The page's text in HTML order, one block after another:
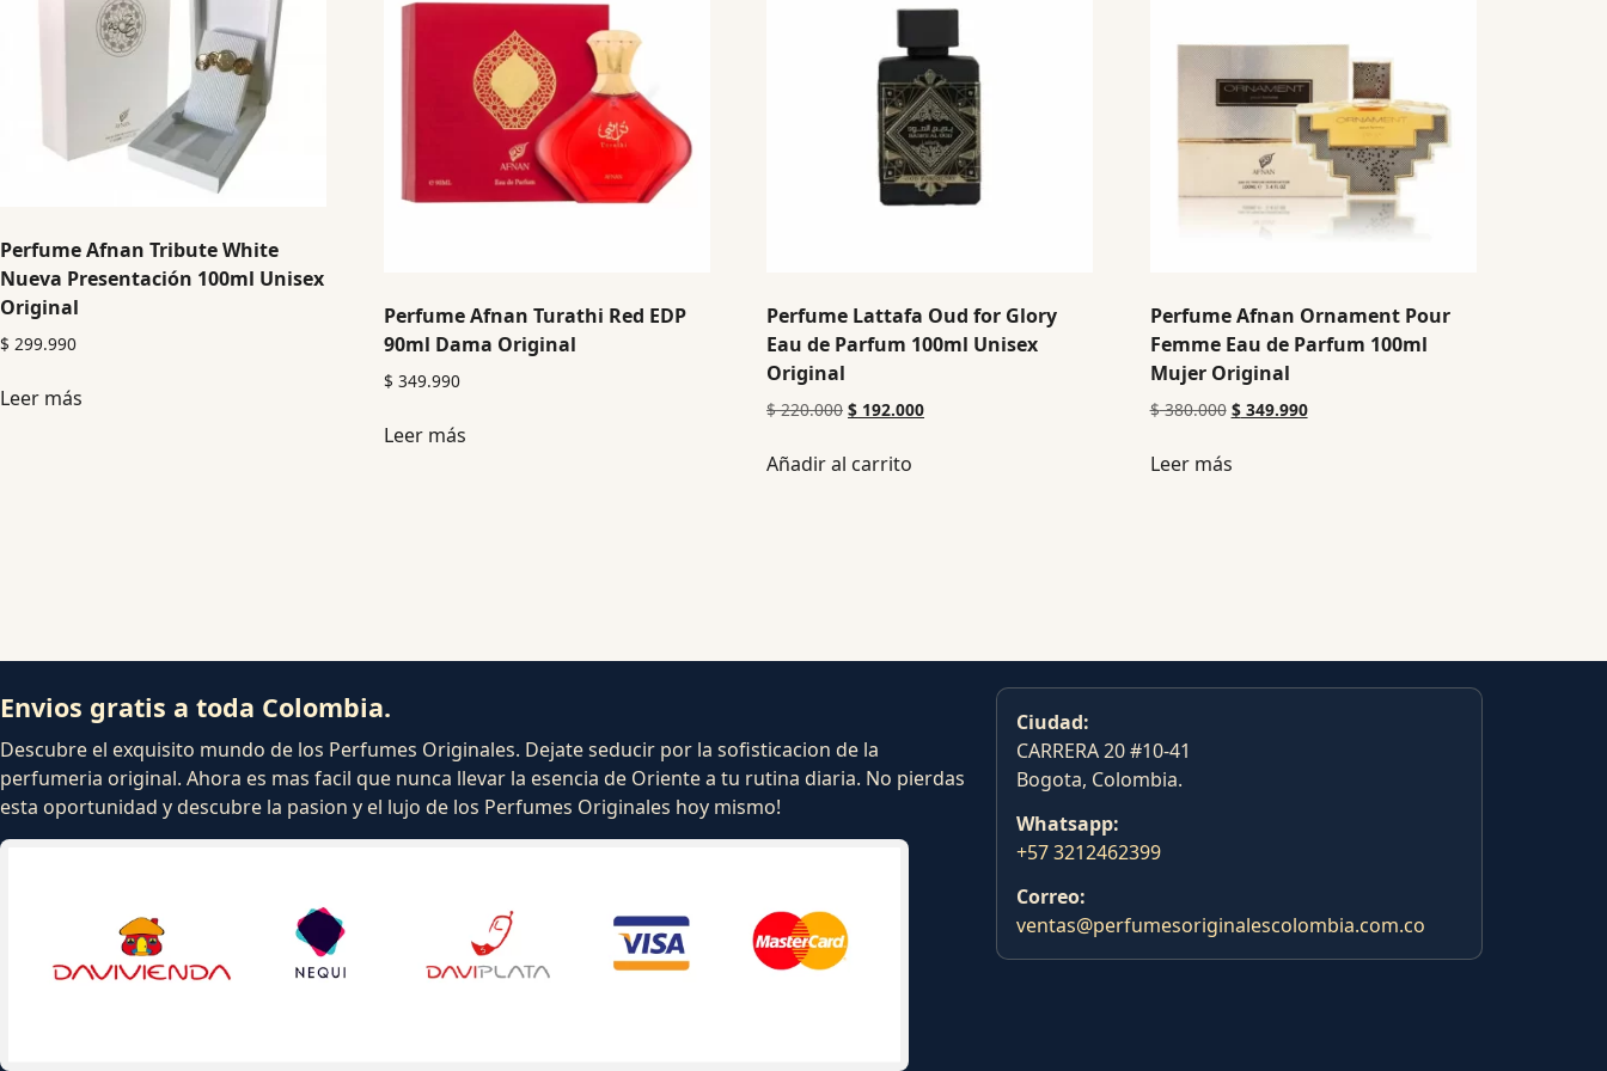
Perfume Afnan Tribute White
Nueva Presentación 100ml Unisex
Original
$ 299.990
Leer más
Perfume Afnan Turathi Red EDP
90ml Dama Original
$ 349.990
Leer más
Perfume Lattafa Oud for Glory
Eau de Parfum 100ml Unisex
Original
$220.000 $ 192.000
Añadir al carrito
Perfume Afnan Ornament Pour
Femme Eau de Parfum 100ml
Mujer Original
$380.000 $349.990
Leer más
Envios gratis a toda Colombia.
Descubre el exquisito mundo de los Perfumes Originales. Dejate seducir por la sofisticacion de la
perfumeria original. Ahora es mas facil que nunca llevar la esencia de Oriente a tu rutina diaria. No pierdas
esta oportunidad y descubre la pasion y el lujo de los Perfumes Originales hoy mismo!
Ciudad:
CARRERA 20 #10-41
Bogota, Colombia.
Whatsapp:
+57 3212462399
Correo:
ventas@perfumesoriginalescolombia.com.co